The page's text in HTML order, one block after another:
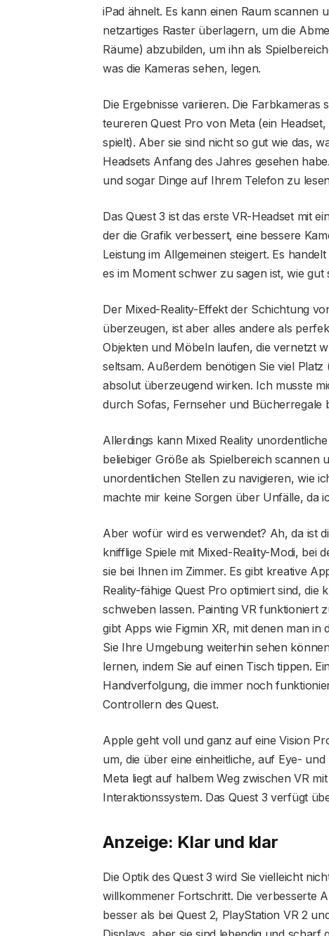
iPad ähnelt. Es kann einen Raum scannen
netzartiges Raster überlagern, um die
Räume) abzubilden, um ihn als
was die Kameras sehen, legen.
Die Ergebnisse variieren. Die Farbkameras
teureren Quest Pro von Meta (ein
spielt). Aber sie sind nicht so gut wie das,
Headsets Anfang des Jahres gesehen
und sogar Dinge auf Ihrem Telefon zu
Das Quest 3 ist das erste VR-Headset mit
der die Grafik verbessert, eine bessere
Leistung im Allgemeinen steigert. Es
es im Moment schwer zu sagen ist, wie gut
Der Mixed-Reality-Effekt der Schichtung
überzeugen, ist aber alles andere als
Objekten und Möbeln laufen, die vernetzt
seltsam. Außerdem benötigen Sie viel
absolut überzeugend wirken. Ich musste
durch Sofas, Fernseher und Bücherregale
Allerdings kann Mixed Reality
beliebiger Größe als Spielbereich scannen
unordentlichen Stellen zu navigieren, wie
machte mir keine Sorgen über Unfälle, da
Aber wofür wird es verwendet? Ah, da ist
knifflige Spiele mit Mixed-Reality-Modi, bei
sie bei Ihnen im Zimmer. Es gibt kreative
Reality-fähige Quest Pro optimiert sind, die
schweben lassen. Painting VR funktioniert
gibt Apps wie Figmin XR, mit denen man
Sie Ihre Umgebung weiterhin sehen
lernen, indem Sie auf einen Tisch tippen.
Handverfolgung, die immer noch
Controllern des Quest.
Apple geht voll und ganz auf eine Vision
um, die über eine einheitliche, auf Eye-
Meta liegt auf halbem Weg zwischen VR
Interaktionssystem. Das Quest 3 verfügt
Anzeige: Klar und klar
Die Optik des Quest 3 wird Sie vielleicht
willkommener Fortschritt. Die verbesserte
besser als bei Quest 2, PlayStation VR 2